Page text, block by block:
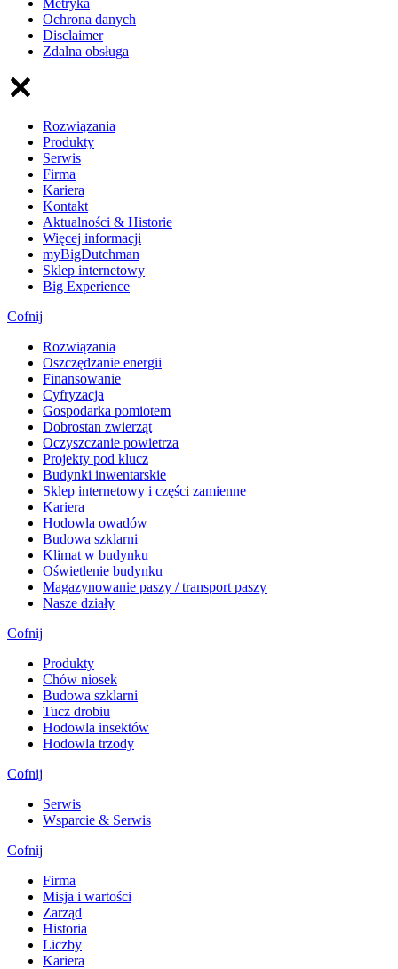
Ochrona danych
Disclaimer
Zdalna obsługa
Rozwiązania
Produkty
Serwis
Firma
Kariera
Kontakt
Aktualności & Historie
Więcej informacji
myBigDutchman
Sklep internetowy
Big Experience
Cofnij
Rozwiązania
​Oszczędzanie energii
Finansowanie
Cyfryzacja
Gospodarka pomiotem
Dobrostan zwierząt
Oczyszczanie powietrza
Projekty pod klucz
Budynki inwentarskie
Sklep internetowy i części zamienne
Kariera
Hodowla owadów
Budowa szklarni
Klimat w budynku
Oświetlenie budynku
Magazynowanie paszy / transport paszy
Nasze działy
Cofnij
Produkty
Chów niosek
Budowa szklarni
Tucz drobiu
Hodowla insektów
Hodowla trzody
Cofnij
Serwis
Wsparcie & Serwis
Cofnij
Firma
Misja i wartości
Zarząd
Historia
Liczby
Kariera